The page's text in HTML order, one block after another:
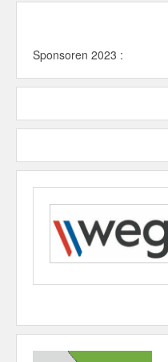
Sponsoren 2023 :